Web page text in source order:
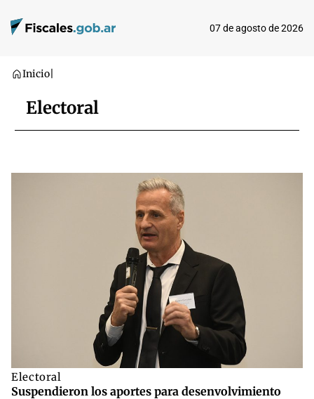
07 de agosto de 2026
Inicio
Electoral
Electoral
Suspendieron los aportes para desenvolvimiento